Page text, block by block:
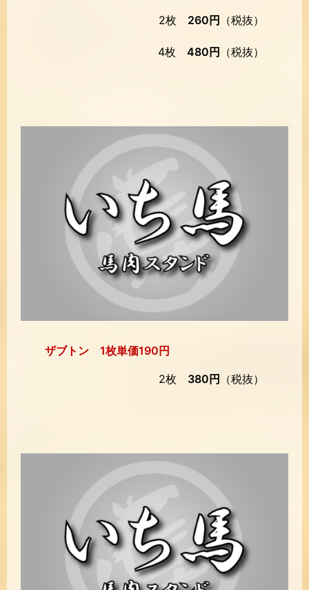
2枚 260円 （税抜）
4枚 480円 （税抜）
ザブトン 1枚単価190円
2枚 380円 （税抜）